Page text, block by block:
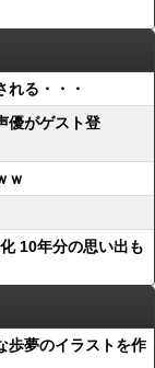
れる・・・
優がゲスト登
ｗ
10年分の思い出も
歩夢のイラストを作